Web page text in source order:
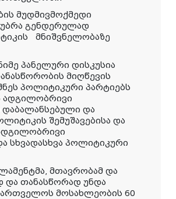
მუდმივმოქმედი
გენდერულად
მნიშვნელობაზე
პანელური დისკუსია
მიღწევის
პოლიტიკური პარტიებს
ადგილობრივი
და
შემუშავებისა და
სხვადასხვა პოლიტიკური
მთავრობამ და
და თანასწორად უნდა
მოსახლეობის 60